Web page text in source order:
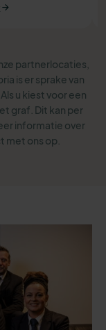
partnerlocaties,
is er sprake van
u kiest voor een
graf. Dit kan per
informatie over
met ons op.